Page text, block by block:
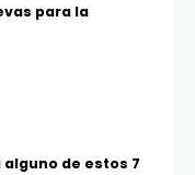
para la
alguno de estos 7